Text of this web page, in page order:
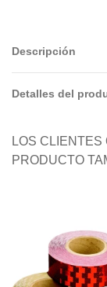
Descripción
Detalles del
LOS
PRODUCTO